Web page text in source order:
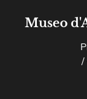
Museo
/